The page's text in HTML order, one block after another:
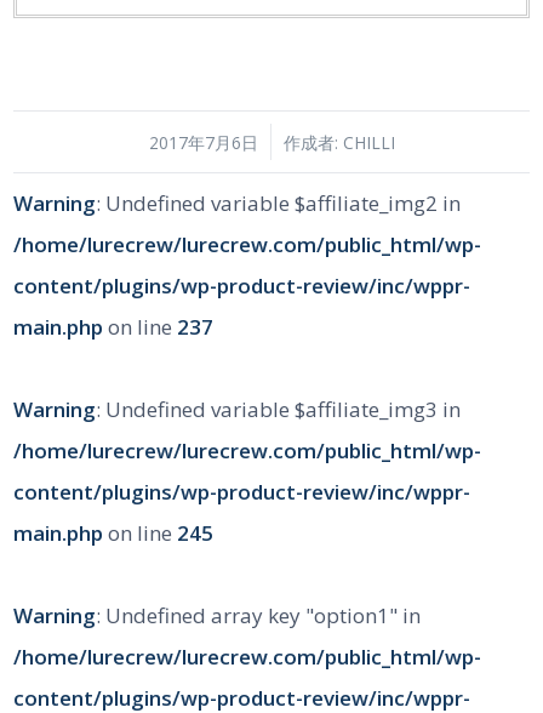
2017年7月6日
/ 作成者: CHILLI
Warning: Undefined variable $affiliate_img2 in
/home/lurecrew/lurecrew.com/public_html/wp-
content/plugins/wp-product-review/inc/wppr-
main.php on line 237
Warning: Undefined variable $affiliate_img3 in
/home/lurecrew/lurecrew.com/public_html/wp-
content/plugins/wp-product-review/inc/wppr-
main.php on line 245
Warning: Undefined array key "option1" in
/home/lurecrew/lurecrew.com/public_html/wp-
content/plugins/wp-product-review/inc/wppr-